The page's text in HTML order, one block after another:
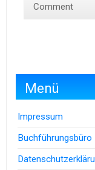
Comment
Menü
Impressum
Buchführungsbüro